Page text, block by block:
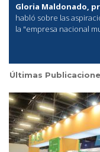
Gloria Maldonado,
habló sobre las
la "empresa nacional
Últimas